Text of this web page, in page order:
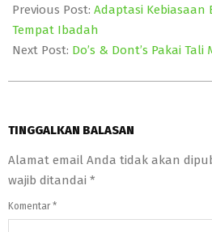
02-
23
Previous Post: Adaptasi Kebiasaan
Tempat Ibadah
Next Post: Do’s & Dont’s Pakai
TINGGALKAN BALASAN
Alamat email Anda tidak akan
wajib ditandai *
Komentar *